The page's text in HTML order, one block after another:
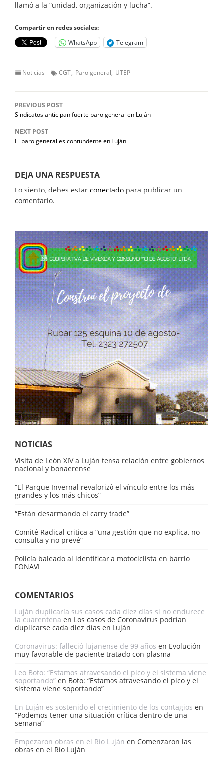
llamó a la “unidad, organización y lucha”.
Compartir en redes sociales:
WhatsApp
Telegram
Noticias CGT Paro general UTEP
PREVIOUS POST
Sindicatos anticipan fuerte paro general en Luján
NEXT POST
El paro general es contundente en Luján
DEJA UNA RESPUESTA
Lo siento, debes estar conectado para publicar un
comentario.
NOTICIAS
Visita de León XIV a Luján tensa relación entre gobiernos
nacional y bonaerense
“El Parque Invernal revalorizó el vínculo entre los más
grandes y los más chicos”
“Están desarmando el carry trade”
Comité Radical critica a “una gestión que no explica, no
consulta y no prevé”
Policía baleado al identificar a motociclista en barrio
FONAVI
COMENTARIOS
Luján duplicaría sus casos cada diez días si no endurece
la cuarentena en Los casos de Coronavirus podrían
duplicarse cada diez días en Luján
Coronavirus: falleció lujanense de 99 años en Evolución
muy favorable de paciente tratado con plasma
Leo Boto: “Estamos atravesando el pico y el sistema viene
soportando” en Boto: “Estamos atravesando el pico y el
sistema viene soportando”
En Luján es sostenido el crecimiento de los contagios en
“Podemos tener una situación crítica dentro de una
semana”
Empezaron obras en el Río Luján en Comenzaron las
obras en el Río Luján